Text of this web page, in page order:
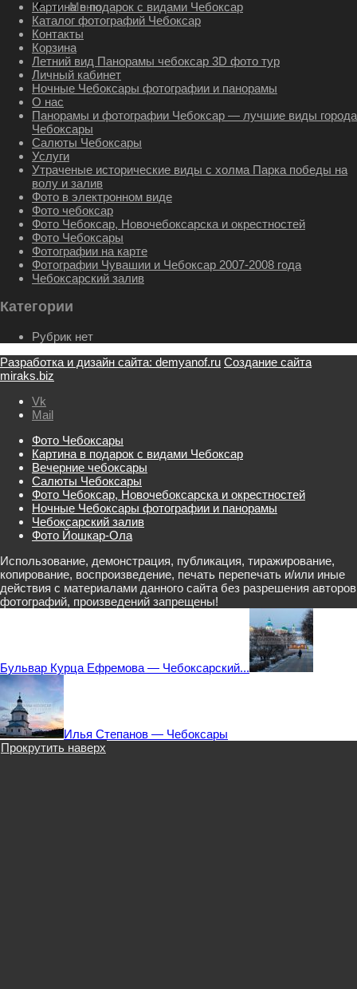
Меню Меню
Картина в подарок с видами Чебоксар
Каталог фотографий Чебоксар
Контакты
Корзина
Летний вид Панорамы чебоксар 3D фото тур
Личный кабинет
Ночные Чебоксары фотографии и панорамы
О нас
Панорамы и фотографии Чебоксар — лучшие виды города
Чебоксары
Салюты Чебоксары
Услуги
Утраченые исторические виды с холма Парка победы на
волу и залив
Фото в электронном виде
Фото чебоксар
Фото Чебоксар, Новочебоксарска и окрестностей
Фото Чебоксары
Фотографии на карте
Фотографии Чувашии и Чебоксар 2007-2008 года
Чебоксарский залив
Категории
Рубрик нет
Разработка и дизайн сайта: demyanof.ru Создание сайта
miraks.biz
Vk
Mail
Фото Чебоксары
Картина в подарок с видами Чебоксар
Вечерние чебоксары
Салюты Чебоксары
Фото Чебоксар, Новочебоксарска и окрестностей
Ночные Чебоксары фотографии и панорамы
Чебоксарский залив
Фото Йошкар-Ола
Использование, демонстрация, публикация, тиражирование,
копирование, воспроизведение, печать перепечать и/или иные
действия с материалами данного сайта без разрешения авторов
фотографий, произведений запрещены!
Бульвар Курца Ефремова — Чебоксарский...
Илья Степанов — Чебоксары
Прокрутить наверх